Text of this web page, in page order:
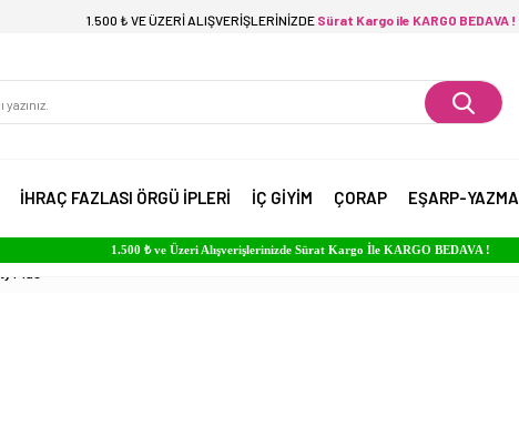
1.500 ₺ VE ÜZERİ ALIŞVERİŞLERİNİZDE Sürat Kargo ile KARGO BEDAVA !
İHRAÇ FAZLASI ÖRGÜ İPLERİ İÇ GİYİM ÇORAP EŞARP-YAZMA
1.500 ₺ ve Üzeri Alışverişlerinizde Sürat Kargo İle KARGO BEDAVA !